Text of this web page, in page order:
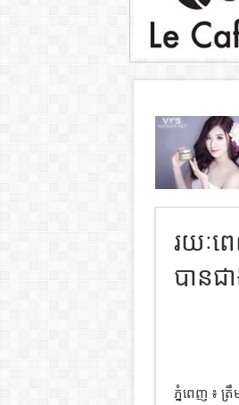
រយៈព
បានជ
ភ្នំពេញ ៖ ត្